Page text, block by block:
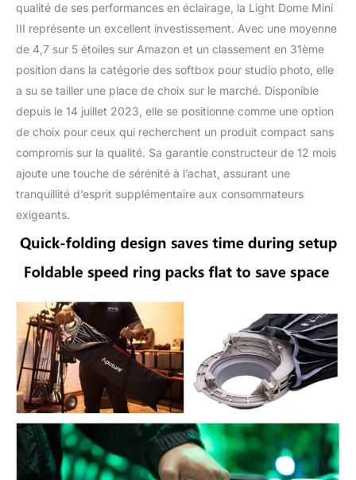
doré/argenté et au
contrôle de lumière à 40º
visuel souhaité.
qualité de ses performances en éclairage, la Light Dome Mini
III représente un excellent investissement. Avec une moyenne
de 4,7 sur 5 étoiles sur Amazon et un classement en 31ème
position dans la catégorie des softbox pour studio photo, elle
a su se tailler une place de choix sur le marché. Disponible
depuis le 14 juillet 2023, elle se positionne comme une option
de choix pour ceux qui recherchent un produit compact sans
compromis sur la qualité. Sa garantie constructeur de 12 mois
ajoute une touche de sérénité à l’achat, assurant une
tranquillité d’esprit supplémentaire aux consommateurs
exigeants.